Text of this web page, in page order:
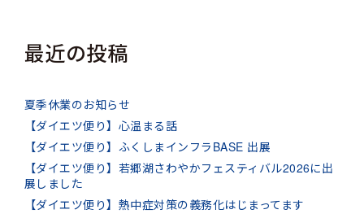
最近の投稿
夏季休業のお知らせ
【ダイエツ便り】心温まる話
【ダイエツ便り】ふくしまインフラBASE 出展
【ダイエツ便り】若郷湖さわやかフェスティバル2026に出
展しました
【ダイエツ便り】熱中症対策の義務化はじまってます